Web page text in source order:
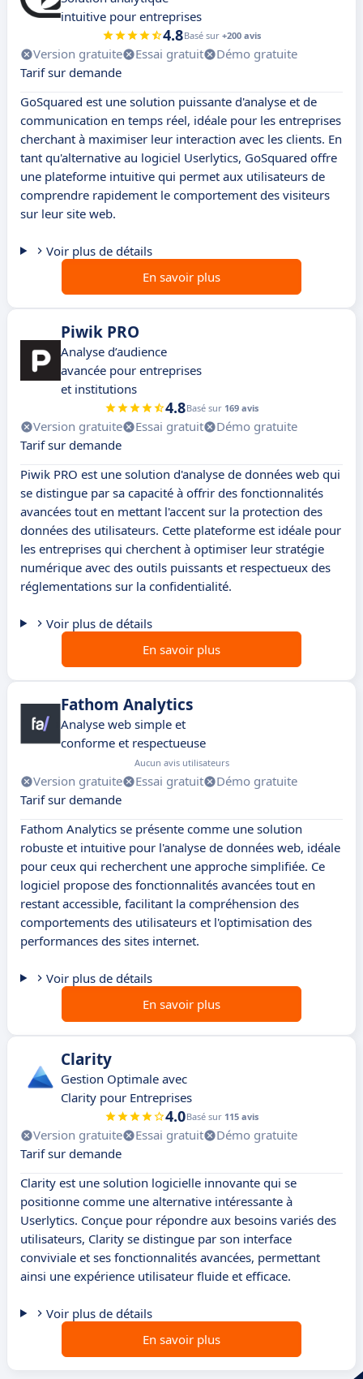
intuitive pour entreprises
4.8Basé sur +200 avis
Version gratuite Essai gratuit
Démo gratuite
Tarif sur demande
GoSquared est une solution puissante d'analyse et de
communication en temps réel, idéale pour les entreprises
cherchant à maximiser leur interaction avec les clients. En
tant qu'alternative au logiciel Userlytics, GoSquared offre
une plateforme intuitive qui permet aux utilisateurs de
comprendre rapidement le comportement des visiteurs
sur leur site web.
Voir plus de détails
En savoir plus
Piwik PRO
Analyse d’audience
avancée pour entreprises
et institutions
4.8Basé sur 169 avis
Version gratuite Essai gratuit
Démo gratuite
Tarif sur demande
Piwik PRO est une solution d'analyse de données web qui
se distingue par sa capacité à offrir des fonctionnalités
avancées tout en mettant l'accent sur la protection des
données des utilisateurs. Cette plateforme est idéale pour
les entreprises qui cherchent à optimiser leur stratégie
numérique avec des outils puissants et respectueux des
réglementations sur la confidentialité.
Voir plus de détails
En savoir plus
Fathom Analytics
Analyse web simple et
conforme et respectueuse
Aucun avis utilisateurs
Version gratuite Essai gratuit
Démo gratuite
Tarif sur demande
Fathom Analytics se présente comme une solution
robuste et intuitive pour l'analyse de données web, idéale
pour ceux qui recherchent une approche simplifiée. Ce
logiciel propose des fonctionnalités avancées tout en
restant accessible, facilitant la compréhension des
comportements des utilisateurs et l'optimisation des
performances des sites internet.
Voir plus de détails
En savoir plus
Clarity
Gestion Optimale avec
Clarity pour Entreprises
4.0Basé sur 115 avis
Version gratuite Essai gratuit
Démo gratuite
Tarif sur demande
Clarity est une solution logicielle innovante qui se
positionne comme une alternative intéressante à
Userlytics. Conçue pour répondre aux besoins variés des
utilisateurs, Clarity se distingue par son interface
conviviale et ses fonctionnalités avancées, permettant
ainsi une expérience utilisateur fluide et efficace.
Voir plus de détails
En savoir plus